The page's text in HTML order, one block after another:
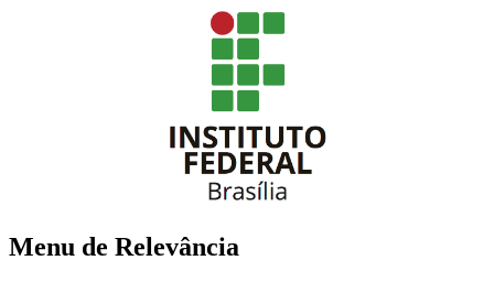
Menu de Relevância